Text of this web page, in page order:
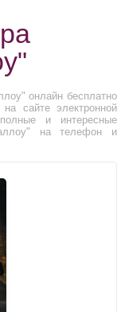
онлайн бесплатно
сайте электронной
и интересные
на телефон и